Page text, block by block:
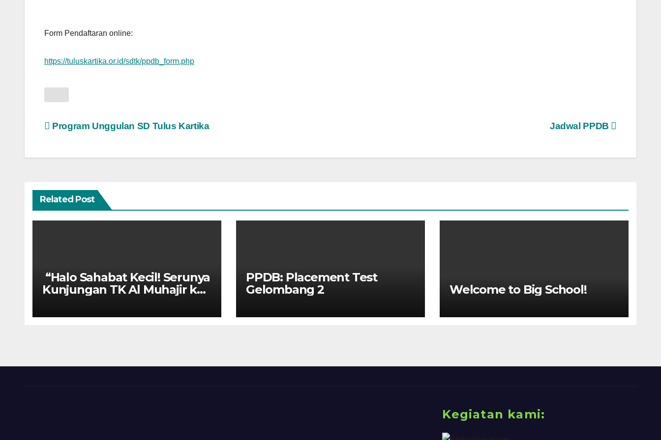
Form Pendaftaran online:
https://tuluskartika.or.id/sdtk/ppdb_form.php
Navigasi
Jadwal PPDB
Program Unggulan SD Tulus Kartika
Related Post
“Halo Sahabat Kecil! Serunya
Kunjungan TK Al Muhajir ke
PPDB: Placement Test
Gelombang 2
Welcome to Big School!
Kegiatan kami: